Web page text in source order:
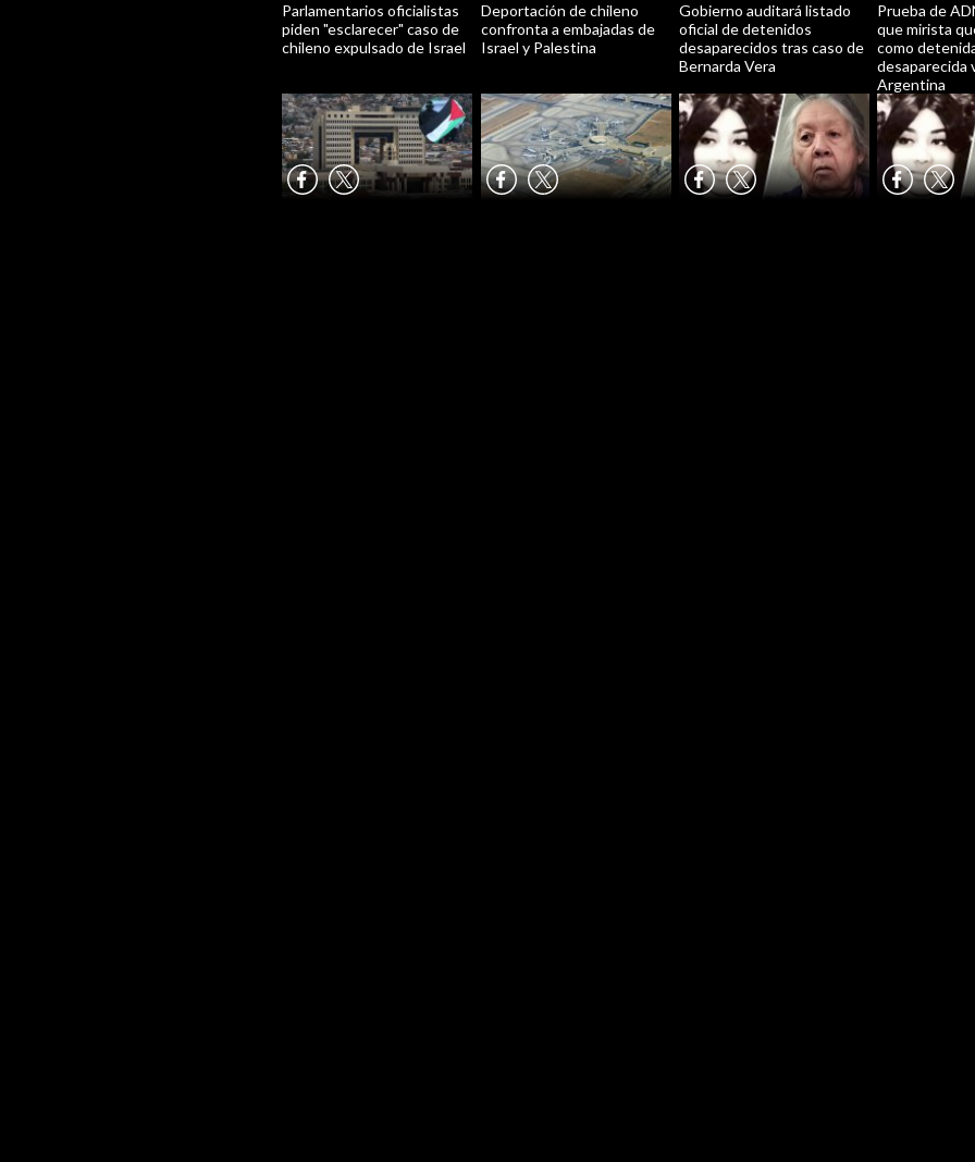
Parlamentarios oficialistas
piden "esclarecer" caso de
chileno expulsado de Israel
Deportación de chileno
confronta a embajadas de
Israel y Palestina
Gobierno auditará listado
oficial de detenidos
desaparecidos tras caso de
Bernarda Vera
Prueba de
que mirista
como
desaparecida
Argentina